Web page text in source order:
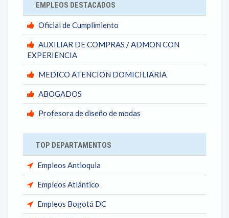
EMPLEOS DESTACADOS
Oficial de Cumplimiento
AUXILIAR DE COMPRAS / ADMON CON
EXPERIENCIA
MEDICO ATENCION DOMICILIARIA
ABOGADOS
Profesora de diseño de modas
TOP DEPARTAMENTOS
Empleos Antioquia
Empleos Atlántico
Empleos Bogotá DC